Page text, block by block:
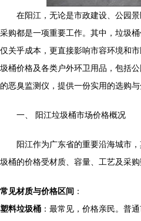
在阳江，无论是市政建设、公园
采购都是一项重要工作。其中，垃圾
仅关乎成本，更直接影响市容环境和
圾桶价格及各类户外环卫用品，包括
的恶臭监测仪，提供一份实用的选购与
一、 阳江垃圾桶市场价格概况
阳江作为广东省的重要沿海城市
圾桶的价格受材质、容量、工艺及采购
常见材质与价格区间 ：
塑料垃圾桶 ：最常见，价格亲民。普